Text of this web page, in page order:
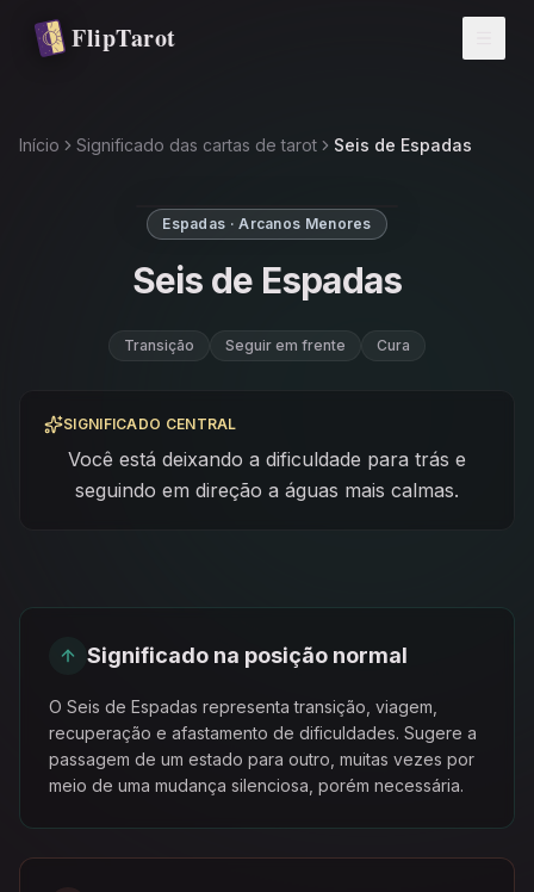
Pular para o conteúdo principal
FlipTarot
Início Significado das cartas de tarot Seis de Espadas
Espadas · Arcanos Menores
Seis de Espadas
Transição Seguir em frente Cura
SIGNIFICADO CENTRAL
Você está deixando a dificuldade para trás e
seguindo em direção a águas mais calmas.
Significado na posição normal
O Seis de Espadas representa transição, viagem,
recuperação e afastamento de dificuldades. Sugere a
passagem de um estado para outro, muitas vezes por
meio de uma mudança silenciosa, porém necessária.